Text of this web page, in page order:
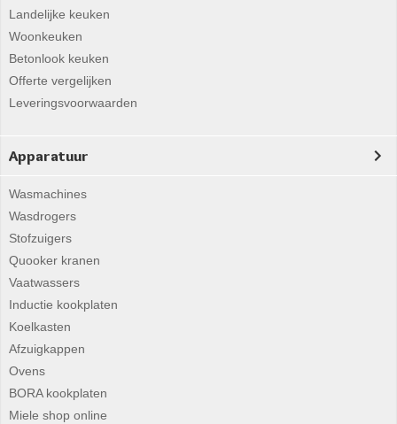
Landelijke keuken
Woonkeuken
Betonlook keuken
Offerte vergelijken
Leveringsvoorwaarden
Apparatuur
Wasmachines
Wasdrogers
Stofzuigers
Quooker kranen
Vaatwassers
Inductie kookplaten
Koelkasten
Afzuigkappen
Ovens
BORA kookplaten
Miele shop online